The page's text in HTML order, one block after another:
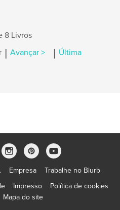
8 Livros
| Avançar > | Última
Empresa
Trabalhe no Blurb
Impresso
Política de cookies
Mapa do site